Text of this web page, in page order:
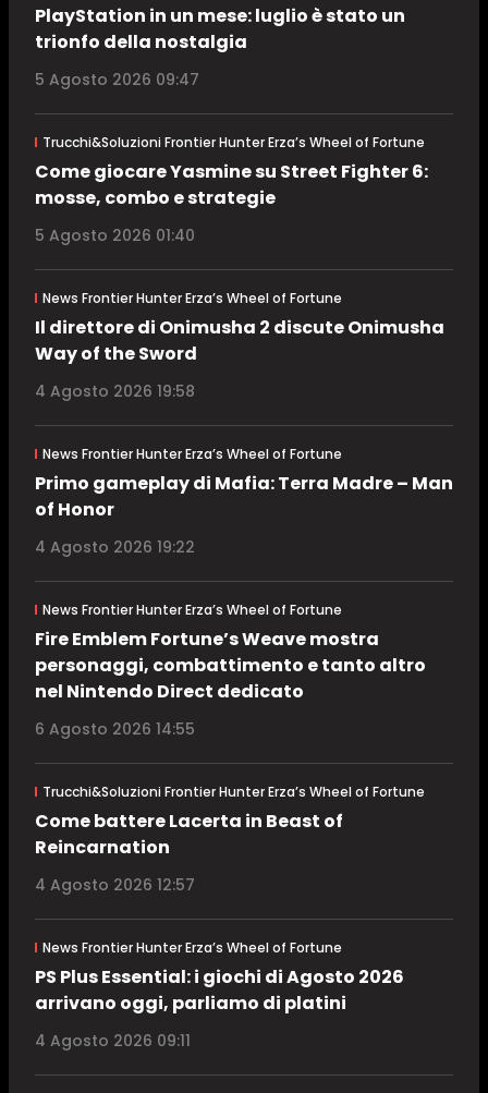
PlayStation in un mese: luglio è stato un
trionfo della nostalgia
5 Agosto 2026 09:47
Trucchi&Soluzioni Frontier Hunter Erza’s Wheel of Fortune
Come giocare Yasmine su Street Fighter 6:
mosse, combo e strategie
5 Agosto 2026 01:40
News Frontier Hunter Erza’s Wheel of Fortune
Il direttore di Onimusha 2 discute Onimusha
Way of the Sword
4 Agosto 2026 19:58
News Frontier Hunter Erza’s Wheel of Fortune
Primo gameplay di Mafia: Terra Madre – Man
of Honor
4 Agosto 2026 19:22
News Frontier Hunter Erza’s Wheel of Fortune
Fire Emblem Fortune’s Weave mostra
personaggi, combattimento e tanto altro
nel Nintendo Direct dedicato
6 Agosto 2026 14:55
Trucchi&Soluzioni Frontier Hunter Erza’s Wheel of Fortune
Come battere Lacerta in Beast of
Reincarnation
4 Agosto 2026 12:57
News Frontier Hunter Erza’s Wheel of Fortune
PS Plus Essential: i giochi di Agosto 2026
arrivano oggi, parliamo di platini
4 Agosto 2026 09:11